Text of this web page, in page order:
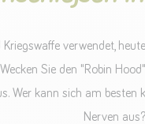
verwendet,
Sie den "Robin
Wer kann sich am
Nerven